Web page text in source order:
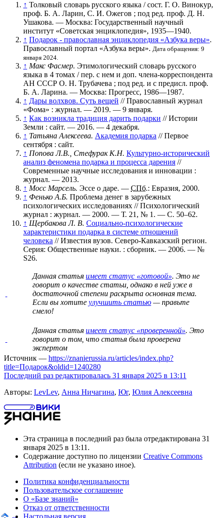
↑ Толковый словарь русского языка / сост. Г. О. Винокур,
проф. Б. А. Ларин, С. И. Ожегов ; под ред. проф. Д. Н.
Ушакова. — Москва: Государственный научный
институт «Советская энциклопедия», 1935—1940.
↑ Подарок - православная энциклопедия «Азбука веры».
Православный портал «Азбука веры». Дата обращения: 9
января 2024.
↑ Макс Фасмер. Этимологический словарь русского
языка в 4 томах / пер. с нем и доп. члена-корреспондента
АН СССР О. Н. Трубачева ; под ред. и с предисл. проф.
Б. А. Ларина. — Москва: Прогресс, 1986—1987.
↑ Дары волхвов. Суть вещей // Православный журнал
«Фома» : журнал. — 2019. — 9 января.
↑ Как возникла традиция дарить подарки // Истории
Земли : сайт. — 2016. — 4 декабря.
↑ Татьяна Алексеева. Академия подарка // Первое
сентября : сайт.
↑ Попова Л.В., Стефурак К.Н. Культурно-исторический
анализ феномена подарка и процесса дарения //
Современные научные исследования и инновации :
журнал. — 2013.
↑ Мосс Марсель. Эссе о даре. — СПб.: Евразия, 2000.
↑ Фенько А.Б. Проблема денег в зарубежных
психологических исследованиях // Психологический
журнал : журнал. — 2000. — Т. 21 , № 1 . — С. 50–62.
↑ Щербакова Л. В. Социально-психологические
характеристики подарка в системе отношений
человека // Известия вузов. Северо-Кавказский регион.
Серия: Общественные науки. : сборник. — 2006. — №
S26.
Данная статья имеет статус «готовой». Это не
говорит о качестве статьи , однако в ней уже в
достаточной степени раскрыта основная тема.
Если вы хотите улучшить статью — правьте
смело!
Данная статья имеет статус «проверенной». Это
говорит о том, что статья была проверена
экспертом
Источник — https://znanierussia.ru/articles/index.php?
title=Подарок&oldid=1240280
Последний раз редактировалась 31 января 2025 в 13:11
Авторы: LevLev, Анна Ничагина, Юг, Юлия Алексеевна
Эта страница в последний раз была отредактирована 31
января 2025 в 13:11.
Содержание доступно по лицензии Creative Commons
Attribution (если не указано иное).
Политика конфиденциальности
Пользовательское соглашение
О «Базе знаний»
Отказ от ответственности